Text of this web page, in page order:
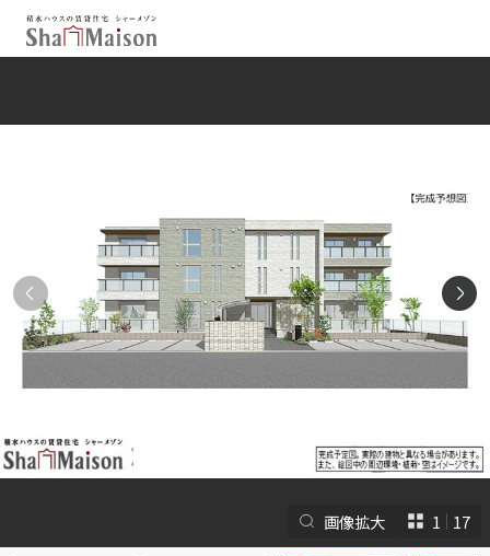
北海道 東北
関東
関西
中国・四国
九州
市区郡・路線・駅から探す
通勤・通学時間から探す
人気のカテゴリから探す
画像拡大 1 17